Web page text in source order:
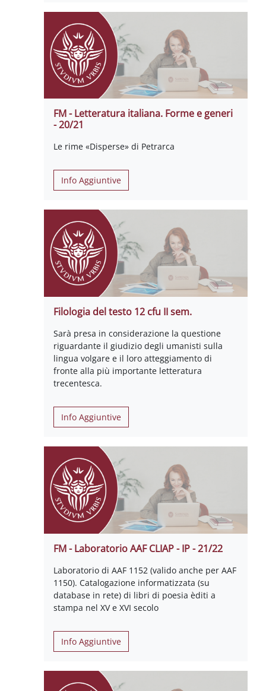
FM - Letteratura italiana. Forme e generi
- 20/21
Le rime «Disperse» di Petrarca
Info Aggiuntive
Filologia del testo 12 cfu II sem.
Sarà presa in considerazione la questione
riguardante il giudizio degli umanisti sulla
lingua volgare e il loro atteggiamento di
fronte alla più importante letteratura
trecentesca.
Info Aggiuntive
FM - Laboratorio AAF CLIAP - IP - 21/22
Laboratorio di AAF 1152 (valido anche per AAF
1150). Catalogazione informatizzata (su
database in rete) di libri di poesia èditi a
stampa nel XV e XVI secolo
Info Aggiuntive